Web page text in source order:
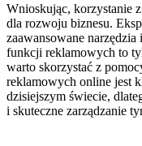
Wnioskując, korzystanie
dla rozwoju⁤ biznesu.
zaawansowane
funkcji reklamowych to
warto skorzystać ⁤z
reklamowych online jest
dzisiejszym świecie,
i skuteczne zarządzanie